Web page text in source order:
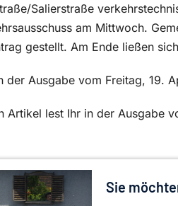
Salierstraße
am Mittwoch.
gestellt. Am Ende ließen
der Ausgabe vom Freitag, 19.
Artikel lest Ihr in der Ausgabe
Sie